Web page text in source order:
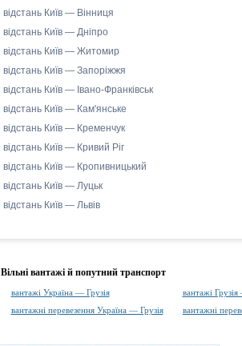
відстань Київ — Вінниця
відстань Київ — Дніпро
відстань Київ — Житомир
відстань Київ — Запоріжжя
відстань Київ — Івано-Франківськ
відстань Київ — Кам'янське
відстань Київ — Кременчук
відстань Київ — Кривий Ріг
відстань Київ — Кропивницький
відстань Київ — Луцьк
відстань Київ — Львів
Вільні вантажі й попутний транспорт
вантажі Україна — Грузія вантажі
вантажні перевезення Україна — Грузія
вантажні